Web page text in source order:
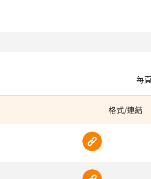
每
格式/連結